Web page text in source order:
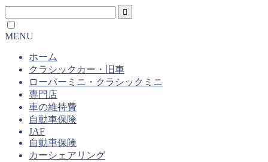
MENU
ホーム
クラシックカー・旧車
ローバーミニ・クラシックミニ
専門店
車の維持費
自動車保険
JAF
自動車保険
カーシェアリング